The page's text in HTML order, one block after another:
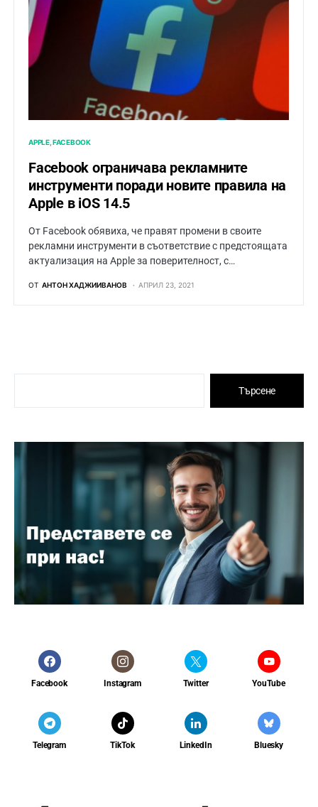
APPLE FACEBOOK
Facebook ограничава рекламните
инструменти поради новите правила на
Apple в iOS 14.5
От Facebook обявиха, че правят промени в своите
рекламни инструменти в съответствие с предстоящата
актуализация на Apple за поверителност, с…
ОТ АНТОН ХАДЖИИВАНОВ АПРИЛ 23, 2021
Търсене
Facebook Instagram Twitter YouTube
Telegram TikTok LinkedIn Bluesky